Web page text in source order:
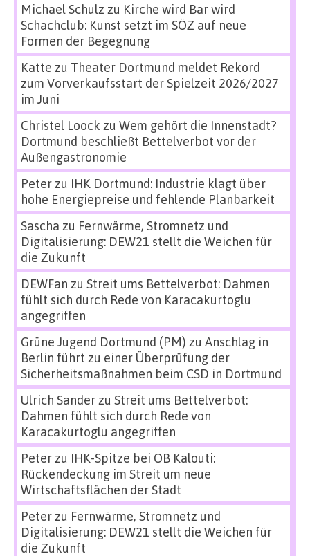
Michael Schulz zu Kirche wird Bar wird
Schachclub: Kunst setzt im SÖZ auf neue
Formen der Begegnung
Katte zu Theater Dortmund meldet Rekord
zum Vorverkaufsstart der Spielzeit 2026/2027
im Juni
Christel Loock zu Wem gehört die Innenstadt?
Dortmund beschließt Bettelverbot vor der
Außengastronomie
Peterzu IHK Dortmund: Industrie klagt über
hohe Energiepreise und fehlende Planbarkeit
Sascha zu Fernwärme, Stromnetz und
Digitalisierung: DEW21 stellt die Weichen für
die Zukunft
DEWFan zu Streit ums Bettelverbot: Dahmen
fühlt sich durch Rede von Karacakurtoglu
angegriffen
Grüne Jugend Dortmund (PM) zu Anschlag in
Berlin führt zu einer Überprüfung der
Sicherheitsmaßnahmen beim CSD in Dortmund
Ulrich Sanderzu Streit ums Bettelverbot:
Dahmen fühlt sich durch Rede von
Karacakurtoglu angegriffen
Peterzu IHK-Spitze bei OB Kalouti:
Rückendeckung im Streit um neue
Wirtschaftsflächen der Stadt
Peterzu Fernwärme, Stromnetz und
Digitalisierung: DEW21 stellt die Weichen für
die Zukunft